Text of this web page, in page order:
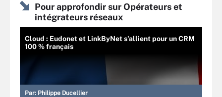
Pour approfondir sur Opérateurs et
intégrateurs réseaux
Cloud : Eudonet et LinkByNet s'allient pour un CRM
100 % français
Par: Philippe Ducellier